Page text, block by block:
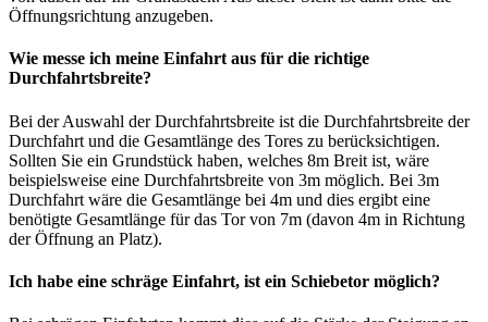
Öffnungsrichtung anzugeben.
Wie messe ich meine Einfahrt aus für die richtige
Durchfahrtsbreite?
Bei der Auswahl der Durchfahrtsbreite ist die Durchfahrtsbreite der
Durchfahrt und die Gesamtlänge des Tores zu berücksichtigen.
Sollten Sie ein Grundstück haben, welches 8m Breit ist, wäre
beispielsweise eine Durchfahrtsbreite von 3m möglich. Bei 3m
Durchfahrt wäre die Gesamtlänge bei 4m und dies ergibt eine
benötigte Gesamtlänge für das Tor von 7m (davon 4m in Richtung
der Öffnung an Platz).
Ich habe eine schräge Einfahrt, ist ein Schiebetor möglich?